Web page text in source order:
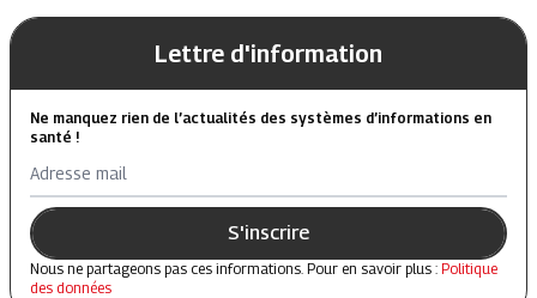
Lettre d'information
Ne manquez rien de l’actualités des systèmes d’informations en
santé !
Adresse mail
S'inscrire
Nous ne partageons pas ces informations. Pour en savoir plus : Politique
des données